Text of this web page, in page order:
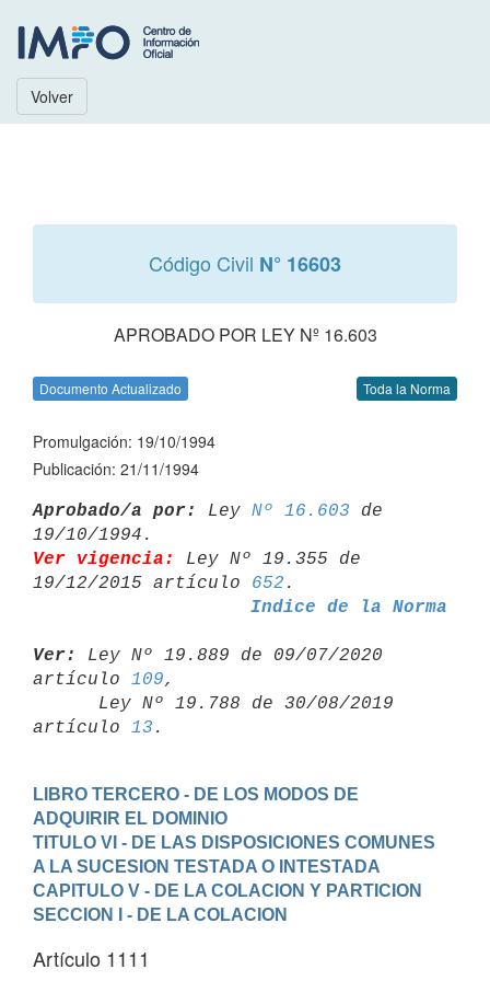
Volver
Código Civil N° 16603
APROBADO POR LEY Nº 16.603
Documento Actualizado Toda la Norma
Promulgación: 19/10/1994
Publicación: 21/11/1994
Aprobado/a por: Ley Nº 16.603 de
Ver vigencia:
Ley Nº 19.355 de
19/12/2015 artículo 652
Indice de la Norma
Ver:
Ley Nº 19.889 de 09/07/2020
artículo 109,
artículo 13
LIBRO TERCERO - DE LOS MODOS DE
ADQUIRIR EL DOMINIO
TITULO VI - DE LAS DISPOSICIONES COMUNES
A LA SUCESION TESTADA O INTESTADA
CAPITULO V - DE LA COLACION Y PARTICION
SECCION I - DE LA COLACION
Artículo 1111